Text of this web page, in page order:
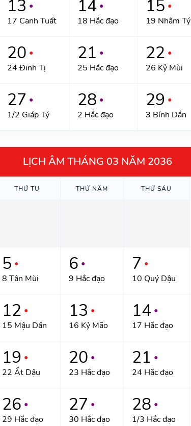
13 ●
17 Canh Tuất
14 ●
18 Hắc đạo
15 ●
19 Nhâm Tý
20 ●
24 Đinh Tị
21 ●
25 Hắc đạo
22 ●
26 Kỷ Mùi
27 ●
1/2 Giáp Tý
28 ●
2 Hắc đạo
29 ●
3 Bính Dần
LỊCH ÂM THÁNG 03 NĂM 2036
THỨ TƯ THỨ NĂM THỨ SÁU
5 ●
8 Tân Mùi
6 ●
9 Hắc đạo
7 ●
10 Quý Dậu
12 ●
15 Mậu Dần
13 ●
16 Kỷ Mão
14 ●
17 Hắc đạo
19 ●
22 Ất Dậu
20 ●
23 Hắc đạo
21 ●
24 Hắc đạo
26 ●
29 Hắc đạo
27 ●
30 Hắc đạo
28 ●
1/3 Hắc đạo